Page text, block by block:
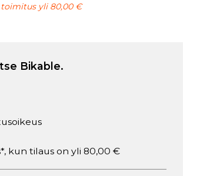
toimitus yli 80,00 €
Bikable.
kun tilaus on yli 80,00 €